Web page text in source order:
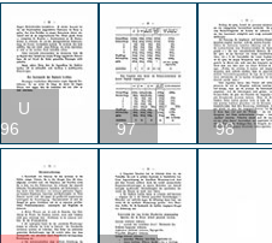
U
96
97 98